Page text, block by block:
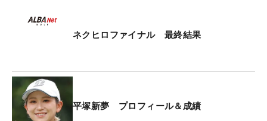
TV）は「将来有望な若手女子ゴルファーに真剣勝負
の機会を提供して大きく羽ばたいてもらいたい」と
上位者、主催者推薦、ファン投票などにより決めら
れる。最終戦は今季優勝者、ポイントランキング上
位者、最終プロテストに合格して“卒業”する選手ら
ネクヒロファイナル 最終結果
平塚新夢 プロフィール＆成績